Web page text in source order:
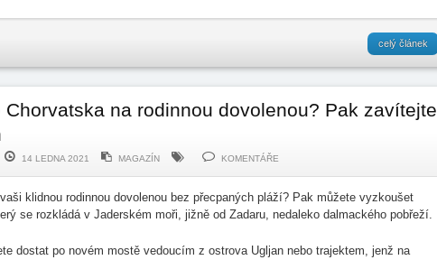
celý článek
Chorvatska na rodinnou dovolenou? Pak zavítejte
14 LEDNA 2021 MAGAZÍN KOMENTÁŘE
klidnou rodinnou dovolenou bez přecpaných pláží? Pak můžete vyzkoušet
se rozkládá v Jaderském moři, jižně od Zadaru, nedaleko dalmackého pobřeží.
dostat po novém mostě vedoucím z ostrova Ugljan nebo trajektem, jenž na